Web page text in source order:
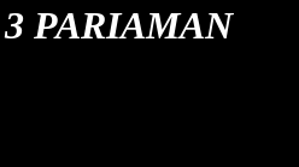
PARIAMAN